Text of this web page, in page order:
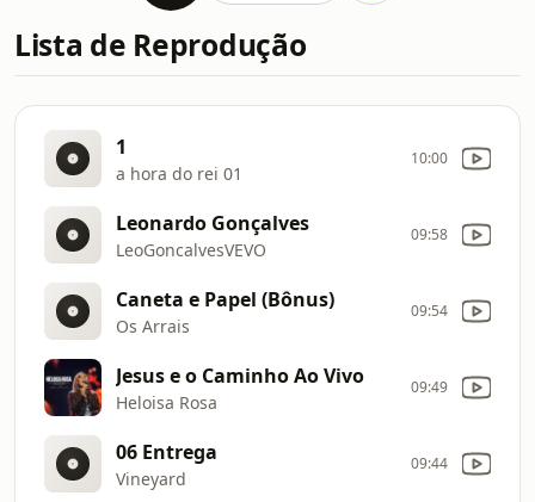
Lista de Reprodução
1
a hora do rei 01
10:00
Leonardo Gonçalves
LeoGoncalvesVEVO
09:58
Caneta e Papel (Bônus)
Os Arrais
09:54
Jesus e o Caminho Ao Vivo
Heloisa Rosa
09:49
06 Entrega
Vineyard
09:44